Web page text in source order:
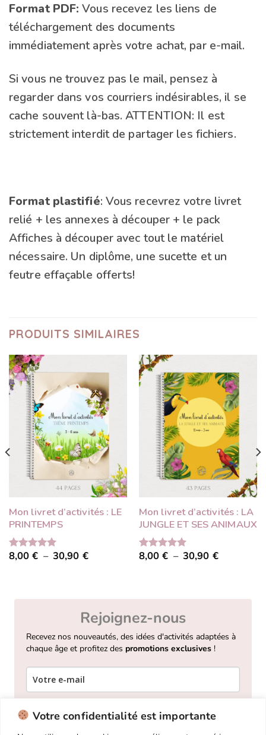
Votre confidentialité est importante
Format PDF: Vous recevez les liens de
téléchargement des documents
immédiatement après votre achat, par e-mail.
Si vous ne trouvez pas le mail, pensez à
regarder dans vos courriers indésirables, il se
cache souvent là-bas. ATTENTION: Il est
strictement interdit de partager les fichiers.
Format plastifié: Vous recevrez votre livret
relié + les annexes à découper + le pack
Affiches à découper avec tout le matériel
nécessaire. Un diplôme, une sucette et un
feutre effaçable offerts!
PRODUITS SIMILAIRES
Mon livret d’activités : LE
PRINTEMPS
Note 5.00
8,00€ – 30,90 €Plage
30,90 €
Mon livret d’activités : LA
JUNGLE ET SES ANIMAUX
Note 5.00
8,00€ – 30,90 €Plage
30,90 €
Rejoignez-nous
Recevez nos nouveautés, des idées d'activités adaptées à
chaque âge et profitez des promotions exclusives !
Je m'inscris !